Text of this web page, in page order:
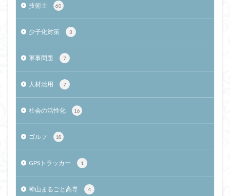
技術士 60
少子化対策 3
軍事問題 7
人材活用 7
社会の活性化 16
ゴルフ 18
GPSトラッカー 1
神山まるごと高専 4